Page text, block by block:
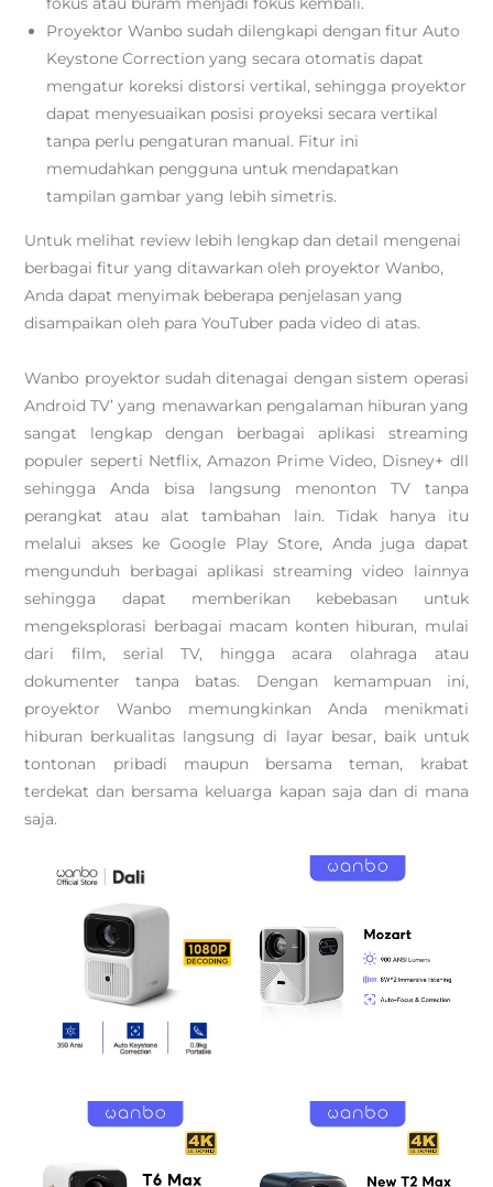
Proyektor Wanbo sudah dilengkapi dengan fitur Auto
Keystone Correction yang secara otomatis dapat
mengatur koreksi distorsi vertikal, sehingga proyektor
dapat menyesuaikan posisi proyeksi secara vertikal
tanpa perlu pengaturan manual. Fitur ini
memudahkan pengguna untuk mendapatkan
tampilan gambar yang lebih simetris.
Untuk melihat review lebih lengkap dan detail mengenai
berbagai fitur yang ditawarkan oleh proyektor Wanbo,
Anda dapat menyimak beberapa penjelasan yang
disampaikan oleh para YouTuber pada video di atas.
Wanbo proyektor sudah ditenagai dengan sistem operasi
Android TV’ yang menawarkan pengalaman hiburan yang
sangat lengkap dengan berbagai aplikasi streaming
populer seperti Netflix, Amazon Prime Video, Disney+ dll
sehingga Anda bisa langsung menonton TV tanpa
perangkat atau alat tambahan lain. Tidak hanya itu
melalui akses ke Google Play Store, Anda juga dapat
mengunduh berbagai aplikasi streaming video lainnya
sehingga dapat memberikan kebebasan untuk
mengeksplorasi berbagai macam konten hiburan, mulai
dari film, serial TV, hingga acara olahraga atau
dokumenter tanpa batas. Dengan kemampuan ini,
proyektor Wanbo memungkinkan Anda menikmati
hiburan berkualitas langsung di layar besar, baik untuk
tontonan pribadi maupun bersama teman, krabat
terdekat dan bersama keluarga kapan saja dan di mana
saja.